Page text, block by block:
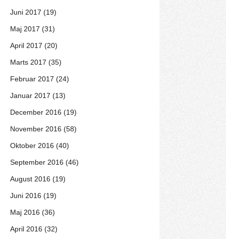
Juni 2017 (19)
Maj 2017 (31)
April 2017 (20)
Marts 2017 (35)
Februar 2017 (24)
Januar 2017 (13)
December 2016 (19)
November 2016 (58)
Oktober 2016 (40)
September 2016 (46)
August 2016 (19)
Juni 2016 (19)
Maj 2016 (36)
April 2016 (32)